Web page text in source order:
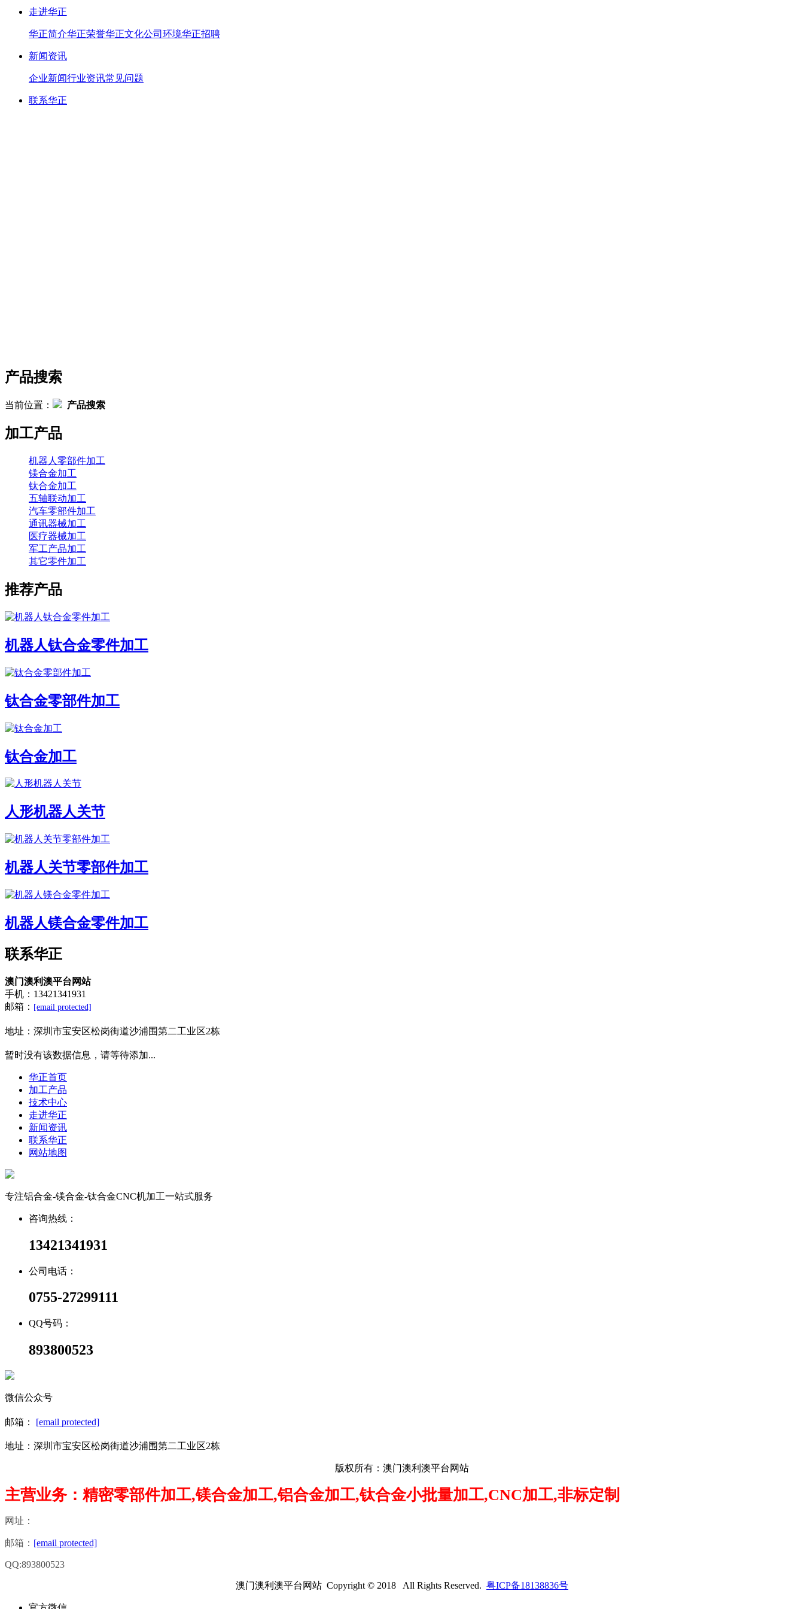
走进华正
华正简介华正荣誉华正文化公司环境华正招聘
新闻资讯
企业新闻行业资讯常见问题
联系华正
产品搜索
当前位置： 产品搜索
加工产品
机器人零部件加工
镁合金加工
钛合金加工
五轴联动加工
汽车零部件加工
通讯器械加工
医疗器械加工
军工产品加工
其它零件加工
推荐产品
机器人钛合金零件加工
钛合金零部件加工
钛合金加工
人形机器人关节
机器人关节零部件加工
机器人镁合金零件加工
联系华正
澳门澳利澳平台网站
手机：13421341931
邮箱： [email protected]
地址： 深圳市宝安区松岗街道沙浦围第二工业区2栋
暂时没有该数据信息，请等待添加...
华正首页
加工产品
技术中心
走进华正
新闻资讯
联系华正
网站地图
专注铝合金-镁合金-钛合金CNC机加工一站式服务
咨询热线：
13421341931
公司电话：
0755-27299111
QQ号码：
893800523
微信公众号
邮箱： [email protected]
地址：深圳市宝安区松岗街道沙浦围第二工业区2栋
版权所有：澳门澳利澳平台网站
主营业务：精密零部件加工,镁合金加工,铝合金加工,钛合金小批量加工,CNC加工,非标定制
网址：
邮箱： [email protected]
QQ:893800523
澳门澳利澳平台网站 Copyright © 2018 All Rights Reserved. 粤ICP备18138836号